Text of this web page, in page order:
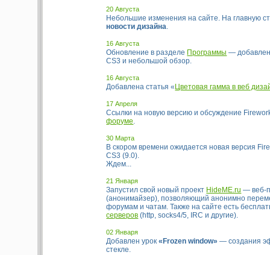
20 Августа
Небольшие изменения на сайте. На главную
новости дизайна
16 Августа
Обновление в разделе Программы —
CS3 и небольшой обзор.
16 Августа
Добавлена статья «Цветовая гамма в веб
17 Апреля
Ссылки на новую версию и обсуждение
форуме
30 Марта
В скором времени ожидается новая версия
CS3 (9.0).
Ждем...
21 Января
Запустил свой новый проект HideME.ru — веб-
(анонимайзер), позволяющий анонимно
форумам и чатам. Также на сайте есть
серверов (http, socks4/5, IRC и другие).
02 Января
Добавлен урок«Frozen window» — создания
стекле.